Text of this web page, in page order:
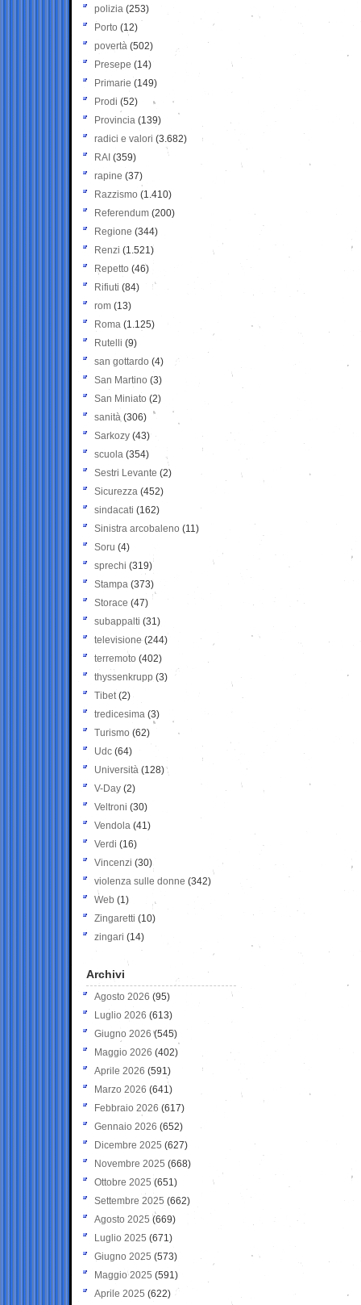
polizia (253)
Porto (12)
povertà (502)
Presepe (14)
Primarie (149)
Prodi (52)
Provincia (139)
radici e valori (3.682)
RAI (359)
rapine (37)
Razzismo (1.410)
Referendum (200)
Regione (344)
Renzi (1.521)
Repetto (46)
Rifiuti (84)
rom (13)
Roma (1.125)
Rutelli (9)
san gottardo (4)
San Martino (3)
San Miniato (2)
sanità (306)
Sarkozy (43)
scuola (354)
Sestri Levante (2)
Sicurezza (452)
sindacati (162)
Sinistra arcobaleno (11)
Soru (4)
sprechi (319)
Stampa (373)
Storace (47)
subappalti (31)
televisione(244)
terremoto (402)
thyssenkrupp (3)
Tibet(2)
tredicesima (3)
Turismo (62)
Udc (64)
Università (128)
V-Day (2)
Veltroni (30)
Vendola (41)
Verdi (16)
Vincenzi (30)
violenza sulle donne (342)
Web (1)
Zingaretti (10)
zingari (14)
Archivi
Agosto 2026 (95)
Luglio 2026 (613)
Giugno 2026 (545)
Maggio 2026 (402)
Aprile 2026 (591)
Marzo 2026 (641)
Febbraio 2026 (617)
Gennaio 2026 (652)
Dicembre 2025 (627)
Novembre 2025 (668)
Ottobre 2025 (651)
Settembre 2025 (662)
Agosto 2025 (669)
Luglio 2025 (671)
Giugno 2025 (573)
Maggio 2025 (591)
Aprile 2025 (622)